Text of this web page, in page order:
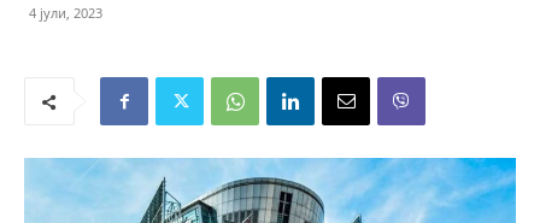
4 јули, 2023